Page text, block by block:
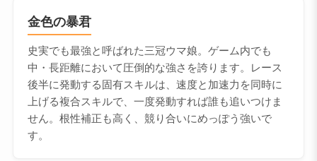
金色の暴君
史実でも最強と呼ばれた三冠ウマ娘。ゲーム内でも
中・長距離において圧倒的な強さを誇ります。レース
後半に発動する固有スキルは、速度と加速力を同時に
上げる複合スキルで、一度発動すれば誰も追いつけま
せん。根性補正も高く、競り合いにめっぽう強いで
す。